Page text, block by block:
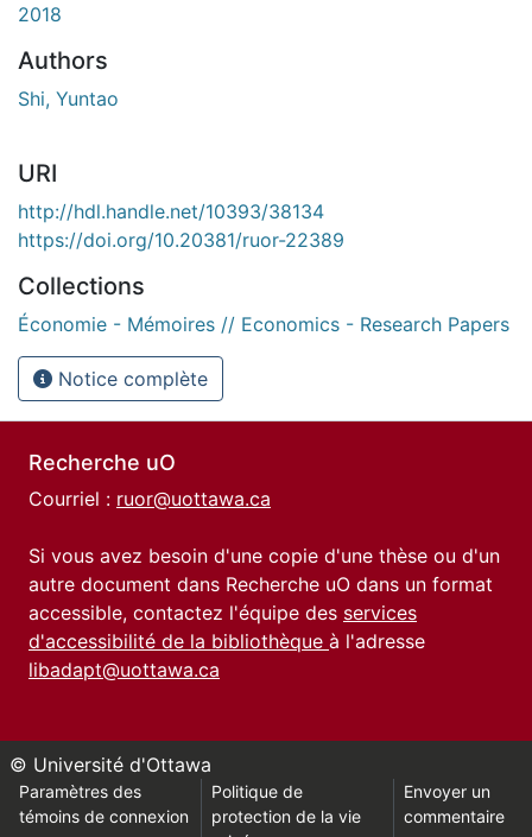
2018
Authors
Shi, Yuntao
URI
http://hdl.handle.net/10393/38134
https://doi.org/10.20381/ruor-22389
Collections
Économie - Mémoires // Economics - Research Papers
Notice complète
Recherche uO
Courriel : ruor@uottawa.ca
Si vous avez besoin d'une copie d'une thèse ou d'un
autre document dans Recherche uO dans un format
accessible, contactez l'équipe des services
d'accessibilité de la bibliothèque à l'adresse
libadapt@uottawa.ca
© Université d'Ottawa
Paramètres des
témoins de connexion
Politique de
protection de la vie
Envoyer un
commentaire